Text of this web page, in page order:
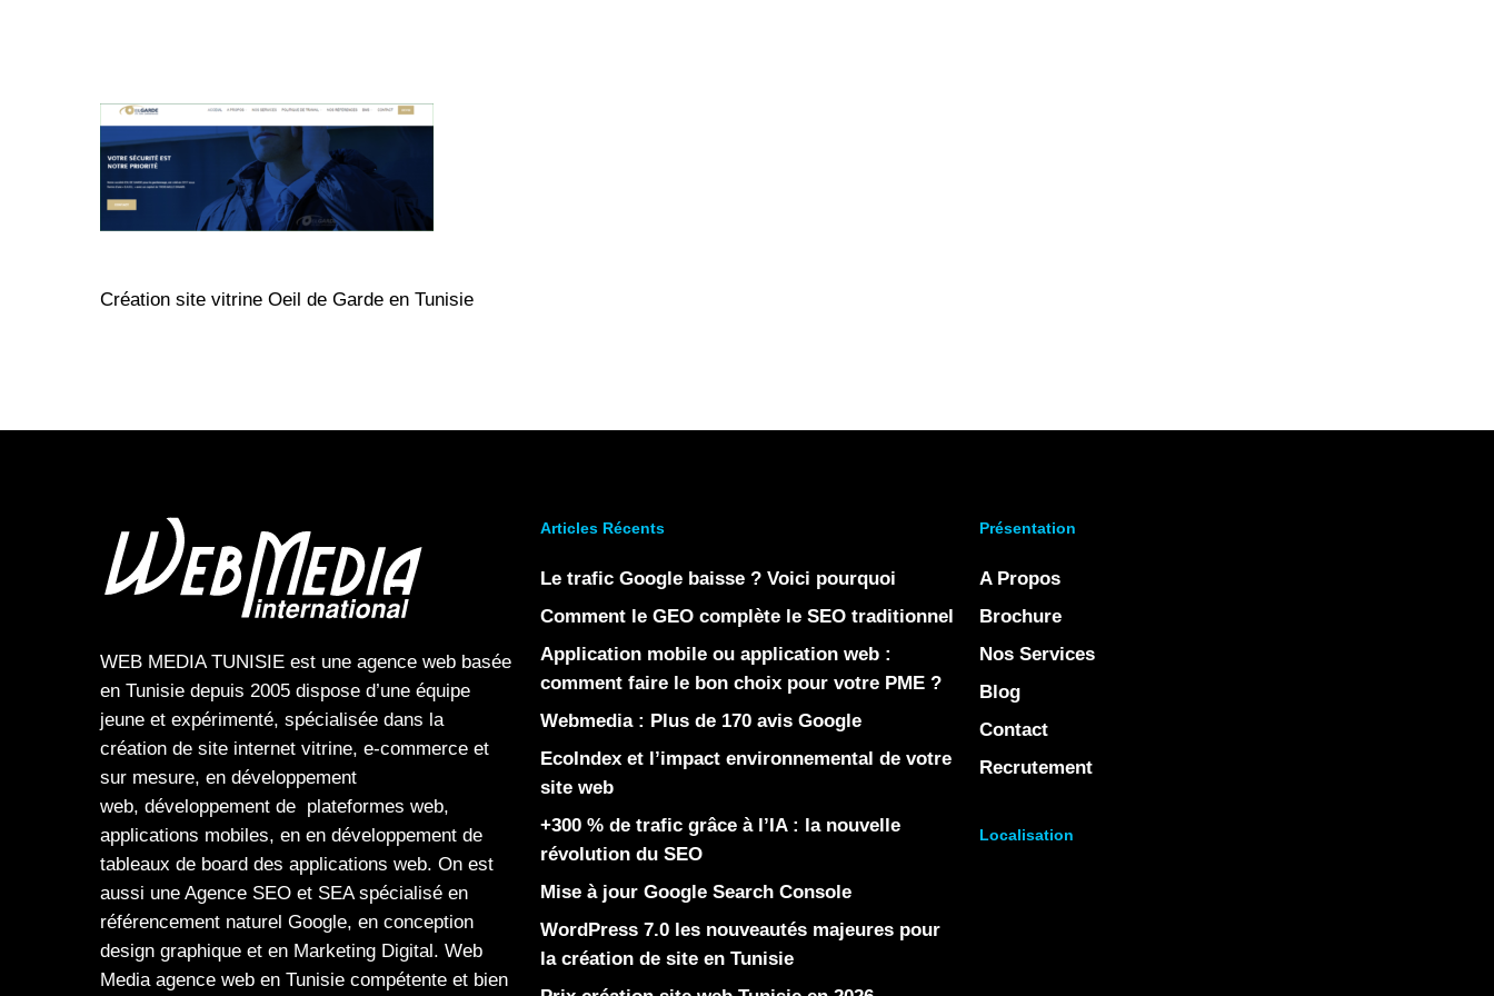
Création site vitrine Oeil de Garde en Tunisie
WEB MEDIA TUNISIE est une agence web basée
en Tunisie depuis 2005 dispose d’une équipe
jeune et expérimenté, spécialisée dans la
création de site internet vitrine, e-commerce et
sur mesure, en développement
web, développement de plateformes web,
applications mobiles, en en développement de
tableaux de board des applications web. On est
aussi une Agence SEO et SEAspécialisé en
référencement naturel Google, en conception
design graphique et en Marketing Digital. Web
Mediaagence web en Tunisie compétente et bien
Articles Récents
Le trafic Google baisse ? Voici pourquoi
Comment le GEO complète le SEO traditionnel
Application mobile ou application web :
comment faire le bon choix pour votre PME ?
Webmedia : Plus de 170 avis Google
EcoIndex et l’impact environnemental de votre
site web
+300 % de trafic grâce à l’IA : la nouvelle
révolution du SEO
Mise à jour Google Search Console
WordPress 7.0 les nouveautés majeures pour
la création de site en Tunisie
Présentation
A Propos
Brochure
Nos Services
Blog
Contact
Recrutement
Localisation